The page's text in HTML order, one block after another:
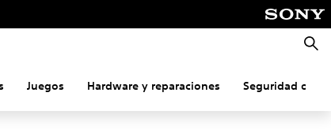
Juegos Hardware y reparaciones Seguridad